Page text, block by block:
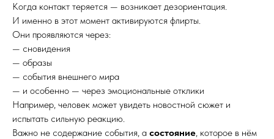
Когда контакт теряется — возникает дезориентация.
И именно в этот момент активируются флирты.
Они проявляются через:
— сновидения
— образы
— события внешнего мира
— и особенно — через эмоциональные отклики
Например, человек может увидеть новостной сюжет и
испытать сильную реакцию.
Важно не содержание события, а состояние, которое в нём